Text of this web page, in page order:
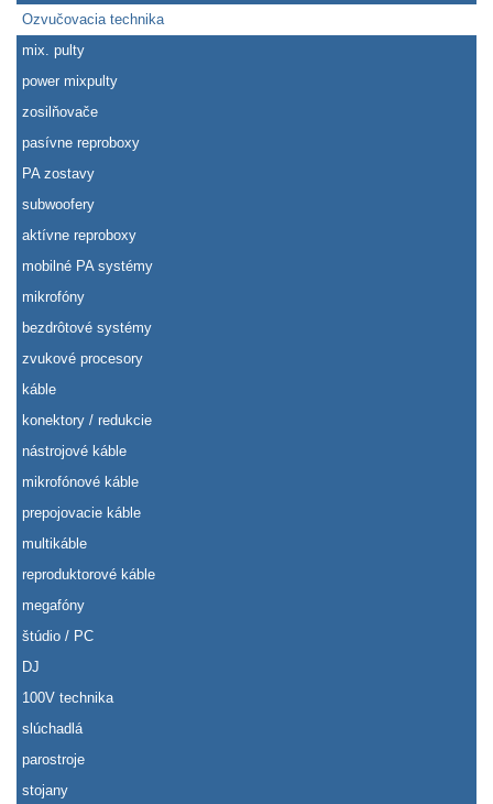
Ozvučovacia technika
mix. pulty
power mixpulty
zosilňovače
pasívne reproboxy
PA zostavy
subwoofery
aktívne reproboxy
mobilné PA systémy
mikrofóny
bezdrôtové systémy
zvukové procesory
káble
konektory / redukcie
nástrojové káble
mikrofónové káble
prepojovacie káble
multikáble
reproduktorové káble
megafóny
štúdio / PC
DJ
100V technika
slúchadlá
parostroje
stojany